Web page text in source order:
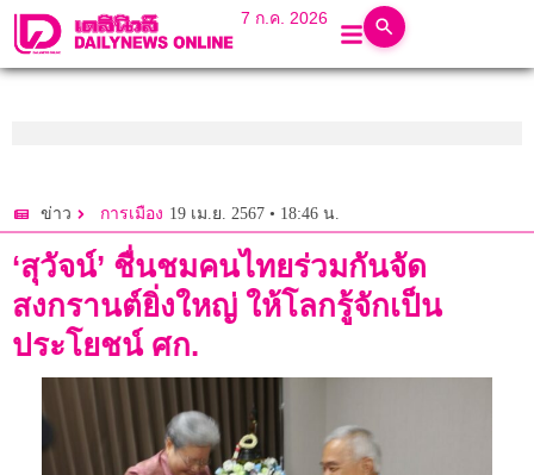
7 ก.ค. 2026
ข่าว การเมือง 19 เม.ย. 2567 • 18:46 น.
‘สุวัจน์’ ชื่นชมคนไทยร่วมกันจัด
สงกรานต์ยิ่งใหญ่ ให้โลกรู้จักเป็น
ประโยชน์ ศก.